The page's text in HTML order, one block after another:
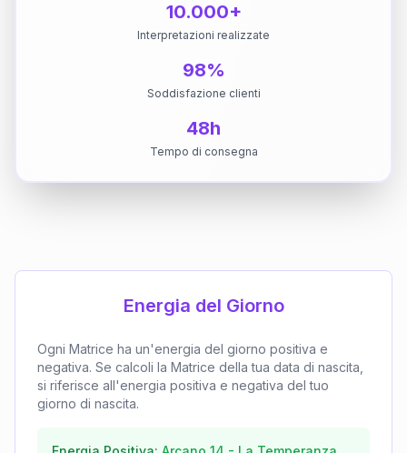
10.000+
Interpretazioni realizzate
98%
Soddisfazione clienti
48h
Tempo di consegna
Energia del Giorno
Ogni Matrice ha un'energia del giorno positiva e
negativa. Se calcoli la Matrice della tua data di nascita,
si riferisce all'energia positiva e negativa del tuo
giorno di nascita.